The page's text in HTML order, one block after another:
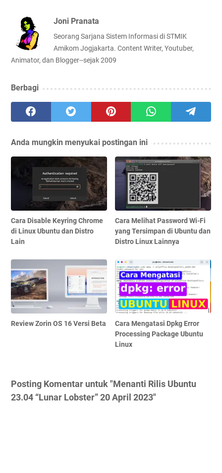
Joni Pranata
Seorang Sarjana Sistem Informasi di STMIK
Amikom Jogjakarta. Content Writer, Youtuber,
Animator, dan Blogger--sejak 2009
Berbagi
Anda mungkin menyukai postingan ini
Cara Disable Keyring Chrome
di Linux Ubuntu dan Distro
Lain
Cara Melihat Password Wi-Fi
yang Tersimpan di Ubuntu dan
Distro Linux Lainnya
Review Zorin OS 16 Versi Beta
Cara Mengatasi Dpkg Error
Processing Package Ubuntu
Linux
Posting Komentar untuk "Menanti Rilis Ubuntu
23.04 “Lunar Lobster” 20 April 2023"